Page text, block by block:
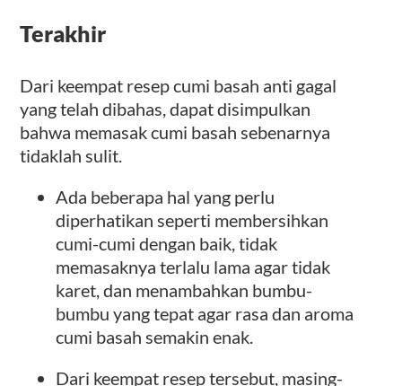
Terakhir
Dari keempat resep cumi basah anti gagal
yang telah dibahas, dapat disimpulkan
bahwa memasak cumi basah sebenarnya
tidaklah sulit.
Ada beberapa hal yang perlu
diperhatikan seperti membersihkan
cumi-cumi dengan baik, tidak
memasaknya terlalu lama agar tidak
karet, dan menambahkan bumbu-
bumbu yang tepat agar rasa dan aroma
cumi basah semakin enak.
Dari keempat resep tersebut, masing-